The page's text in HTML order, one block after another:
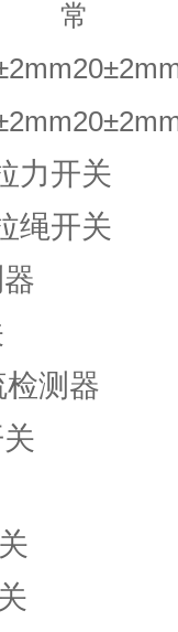
力开关
绳开关
测器